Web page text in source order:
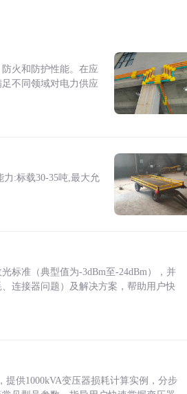
火和防护性能。在应
不同领域对电力供应
力:标载30-35吨,最大允
标准（典型值为-3dBm至-24dBm），并
连接器问题）及解决方案，帮助用户快
提供1000kVA变压器损耗计算实例，分步